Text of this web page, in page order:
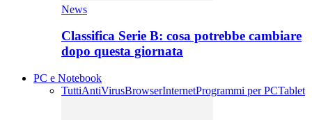
News
Classifica Serie B: cosa potrebbe cambiare
dopo questa giornata
PC e Notebook
TuttiAntiVirusBrowserInternetProgrammi per PCTablet